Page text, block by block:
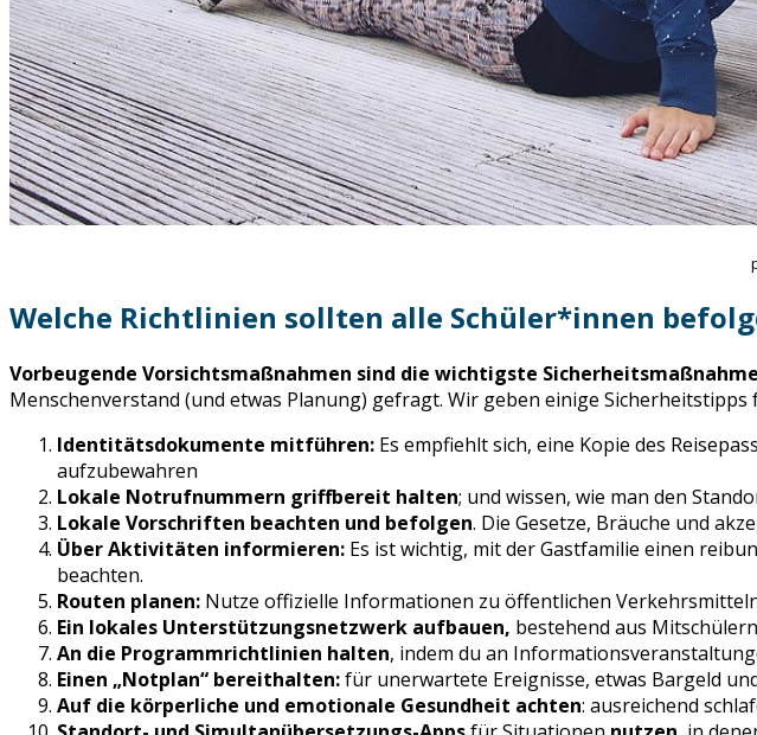
Welche Richtlinien sollten alle Schüler*innen
Vorbeugende Vorsichtsmaßnahmen sind die wichtigste
Menschenverstand (und etwas Planung) gefragt. Wir geben einige
Identitätsdokumente mitführen: Es empfiehlt sich, eine Kopie des
aufzubewahren
Lokale Notrufnummern griffbereit halten; und wissen, wie man den
Lokale Vorschriften beachten und befolgen. Die Gesetze, Bräuche und
Über Aktivitäten informieren: Es ist wichtig, mit der Gastfamilie einen
beachten.
Routen planen: Nutze offizielle Informationen zu öffentlichen
Ein lokales Unterstützungsnetzwerk aufbauen, bestehend aus
An die Programmrichtlinien halten, indem du an
Einen „Notplan“ bereithalten:für unerwartete Ereignisse, etwas Bargeld
Auf die körperliche und emotionale Gesundheit achten: ausreichend